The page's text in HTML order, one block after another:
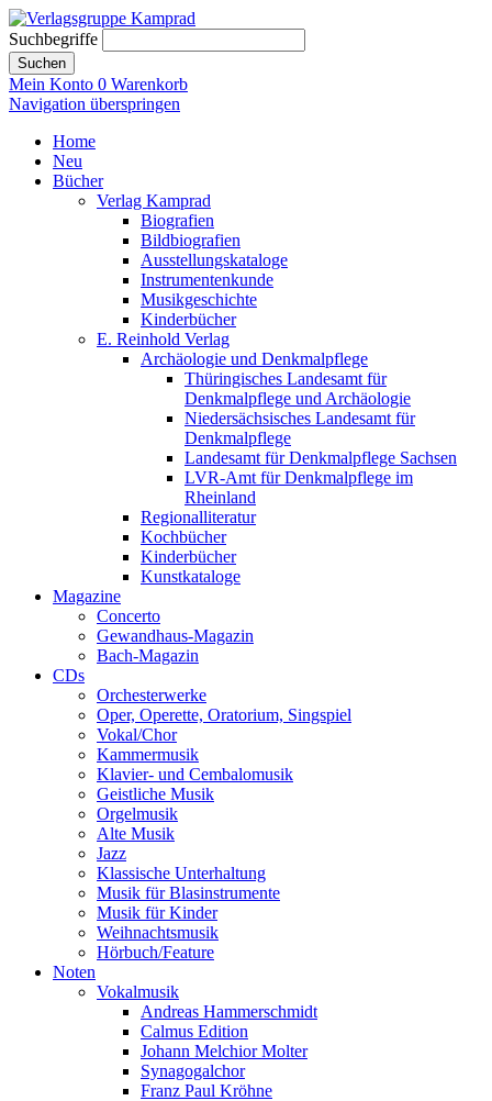
Suchbegriffe
Suchen
Mein Konto 0 Warenkorb
Navigation überspringen
Home
Neu
Bücher
Verlag Kamprad
Biografien
Bildbiografien
Ausstellungskataloge
Instrumentenkunde
Musikgeschichte
Kinderbücher
E. Reinhold Verlag
Archäologie und Denkmalpflege
Thüringisches Landesamt für
Denkmalpflege und Archäologie
Niedersächsisches Landesamt für
Denkmalpflege
Landesamt für Denkmalpflege Sachsen
LVR-Amt für Denkmalpflege im
Rheinland
Regionalliteratur
Kochbücher
Kinderbücher
Kunstkataloge
Magazine
Concerto
Gewandhaus-Magazin
Bach-Magazin
CDs
Orchesterwerke
Oper, Operette, Oratorium, Singspiel
Vokal/Chor
Kammermusik
Klavier- und Cembalomusik
Geistliche Musik
Orgelmusik
Alte Musik
Jazz
Klassische Unterhaltung
Musik für Blasinstrumente
Musik für Kinder
Weihnachtsmusik
Hörbuch/Feature
Noten
Vokalmusik
Andreas Hammerschmidt
Calmus Edition
Johann Melchior Molter
Synagogalchor
Franz Paul Kröhne